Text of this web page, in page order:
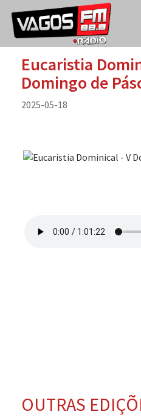
Eucaristia
Domingo de
2025-05-18
OUTRAS